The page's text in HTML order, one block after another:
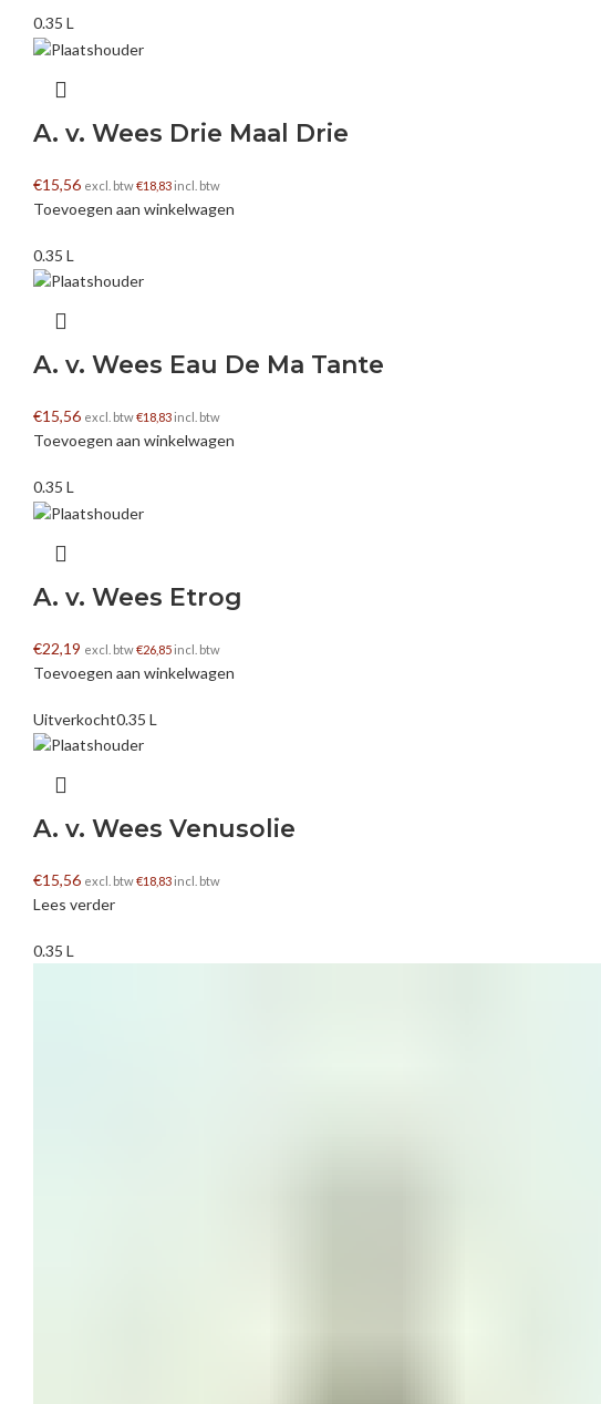
0.35 L
A. v. Wees Drie Maal Drie
€15,56 excl. btw€18,83 incl. btw
Toevoegen aan winkelwagen
0.35 L
A. v. Wees Eau De Ma Tante
€15,56 excl. btw€18,83 incl. btw
Toevoegen aan winkelwagen
0.35 L
A. v. Wees Etrog
€22,19 excl. btw€26,85 incl. btw
Toevoegen aan winkelwagen
Uitverkocht0.35 L
A. v. Wees Venusolie
€15,56 excl. btw€18,83 incl. btw
Lees verder
0.35 L